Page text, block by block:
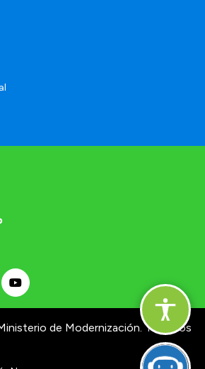
de Modernización. Términos